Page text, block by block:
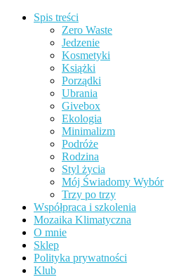
Spis treści
Zero Waste
Jedzenie
Kosmetyki
Książki
Porządki
Ubrania
Givebox
Ekologia
Minimalizm
Podróże
Rodzina
Styl życia
Mój Świadomy Wybór
Trzy po trzy
Współpraca i szkolenia
Mozaika Klimatyczna
O mnie
Sklep
Polityka prywatności
Klub